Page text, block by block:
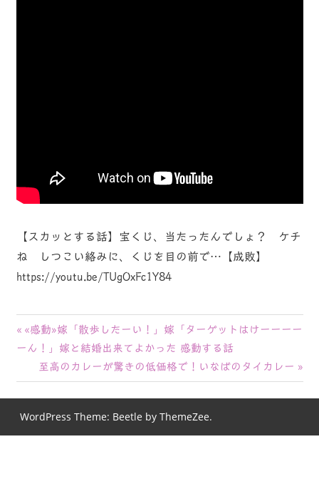
【スカッとする話】宝くじ、当たったんでしょ？ ケチ
ね しつこい絡みに、くじを目の前で…【成敗】
https://youtu.be/TUgOxFc1Y84
投
ナ
ビ
前
の
事:
«感動»嫁「散歩したーい！」嫁「ターゲットはけーーーー
ーん！」嫁と結婚出来てよかった 感動する話
次
の
事:
至高のカレーが驚きの低価格で！いなばのタイカレー
WordPress Theme: Beetle by ThemeZee.